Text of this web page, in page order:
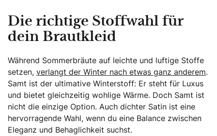
Die richtige Stoffwahl für
dein Brautkleid
Während Sommerbräute auf leichte und luftige Stoffe
setzen, verlangt der Winter nach etwas ganz anderem.
Samt ist der ultimative Winterstoff: Er steht für Luxus
und bietet gleichzeitig wohlige Wärme. Doch Samt ist
nicht die einzige Option. Auch dichter Satin ist eine
hervorragende Wahl, wenn du eine Balance zwischen
Eleganz und Behaglichkeit suchst.